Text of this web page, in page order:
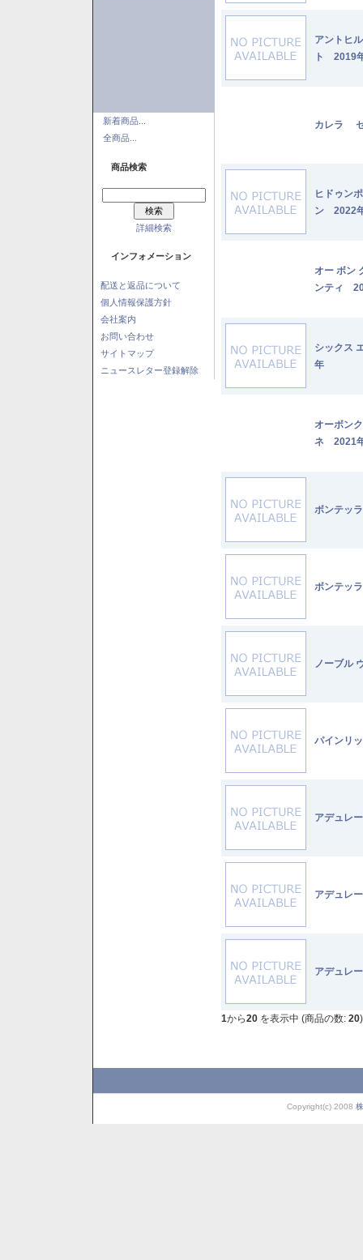
新着商品...
全商品...
商品検索
詳細検索
インフォメーション
配送と返品について
個人情報保護方針
会社案内
お問い合わせ
サイトマップ
ニュースレター登録解除
アントヒ
ト 2019
カレラ
ヒドゥン
ン 2022
オー ボン
ンティ
シックス
年
オーボン
ネ 2021
ボンテッ
ボンテッ
ノーブル
パインリ
アデュレ
アデュレ
アデュレ
1から20 を表示中 (商品の数: 20)
Copyright(c) 2008